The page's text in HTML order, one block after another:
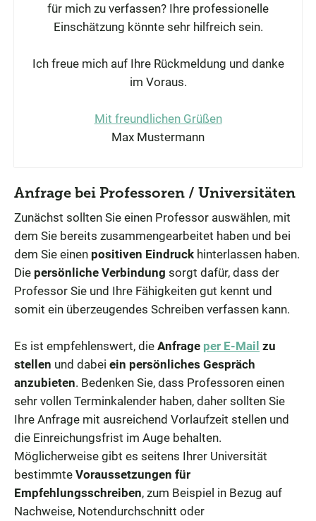
für mich zu verfassen? Ihre professionelle
Einschätzung könnte sehr hilfreich sein.
Ich freue mich auf Ihre Rückmeldung und danke
im Voraus.
Mit freundlichen Grüßen
Max Mustermann
Anfrage bei Professoren / Universitäten
Zunächst sollten Sie einen Professor auswählen, mit
dem Sie bereits zusammengearbeitet haben und bei
dem Sie einen positiven Eindruck hinterlassen haben.
Die persönliche Verbindung sorgt dafür, dass der
Professor Sie und Ihre Fähigkeiten gut kennt und
somit ein überzeugendes Schreiben verfassen kann.
Es ist empfehlenswert, die Anfrage per E-Mail zu
stellen und dabei ein persönliches Gespräch
anzubieten. Bedenken Sie, dass Professoren einen
sehr vollen Terminkalender haben, daher sollten Sie
Ihre Anfrage mit ausreichend Vorlaufzeit stellen und
die Einreichungsfrist im Auge behalten.
Möglicherweise gibt es seitens Ihrer Universität
bestimmte Voraussetzungen für
Empfehlungsschreiben, zum Beispiel in Bezug auf
Nachweise, Notendurchschnitt oder